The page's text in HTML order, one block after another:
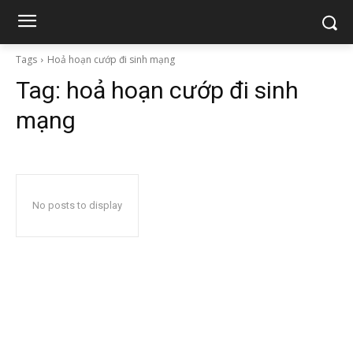
Tags Hoả hoạn cướp đi sinh mạng
Tag: hoả hoạn cướp đi sinh
mạng
No posts to display